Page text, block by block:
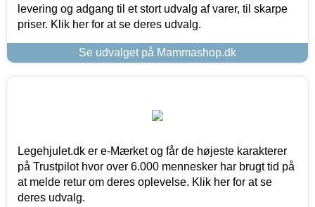
levering og adgang til et stort udvalg af varer, til skarpe
priser. Klik her for at se deres udvalg.
Se udvalget på Mammashop.dk
Legehjulet.dk er e-Mærket og får de højeste karakterer
på Trustpilot hvor over 6.000 mennesker har brugt tid på
at melde retur om deres oplevelse. Klik her for at se
deres udvalg.